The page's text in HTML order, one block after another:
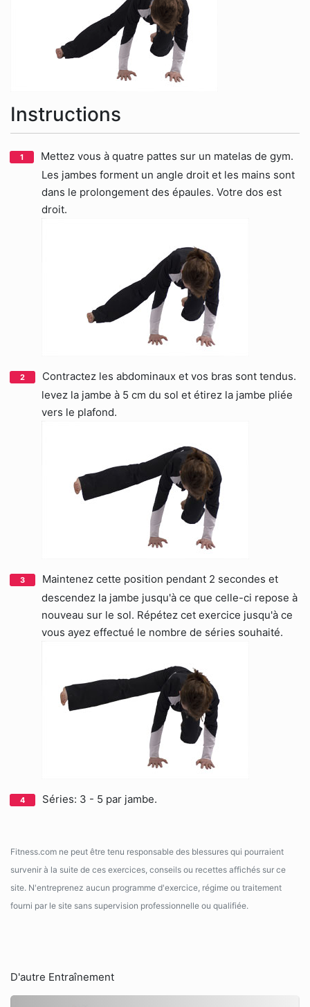
Instructions
Mettez vous à quatre pattes sur un matelas de gym.
Les jambes forment un angle droit et les mains sont
dans le prolongement des épaules. Votre dos est
droit.
Contractez les abdominaux et vos bras sont tendus.
levez la jambe à 5 cm du sol et étirez la jambe pliée
vers le plafond.
Maintenez cette position pendant 2 secondes et
descendez la jambe jusqu'à ce que celle-ci repose à
nouveau sur le sol. Répétez cet exercice jusqu'à ce
vous ayez effectué le nombre de séries souhaité.
Séries: 3 - 5 par jambe.
Fitness.com ne peut être tenu responsable des blessures qui pourraient
survenir à la suite de ces exercices, conseils ou recettes affichés sur ce
site. N'entreprenez aucun programme d'exercice, régime ou traitement
fourni par le site sans supervision professionnelle ou qualifiée.
D'autre Entraînement